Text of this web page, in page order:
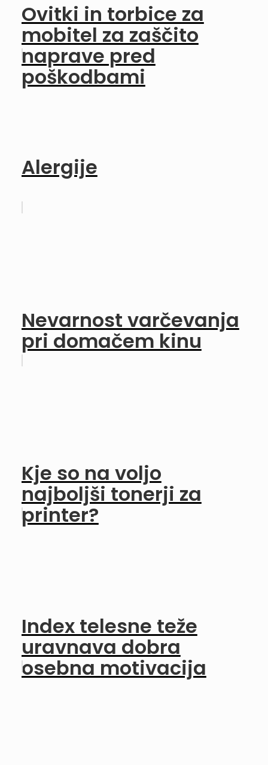
Ovitki in torbice za
mobitel za zaščito
naprave pred
poškodbami
Alergije
Nevarnost varčevanja
pri domačem kinu
Kje so na voljo
najboljši tonerji za
printer?
Index telesne teže
uravnava dobra
osebna motivacija